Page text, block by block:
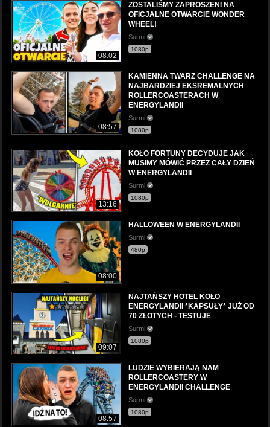
08:02
ZOSTALIŚMY ZAPROSZENI NA
OFICJALNE OTWARCIE WONDER
WHEEL!
Surmi
1080p
08:57
KAMIENNA TWARZ CHALLENGE NA
NAJBARDZIEJ EKSREMALNYCH
ROLLERCOASTERACH W
ENERGYLANDII
Surmi
1080p
13:16
KOŁO FORTUNY DECYDUJE JAK
MUSIMY MÓWIĆ PRZEZ CAŁY DZIEŃ
W ENERGYLANDII
Surmi
1080p
08:00
HALLOWEEN W ENERGYLANDII
Surmi
480p
09:07
NAJTAŃSZY HOTEL KOŁO
ENERGYLANDII *KAPSUŁY* JUŻ OD
70 ZŁOTYCH - TESTUJE
Surmi
1080p
08:57
LUDZIE WYBIERAJĄ NAM
ROLLERCOASTERY W
ENERGYLANDII CHALLENGE
Surmi
1080p